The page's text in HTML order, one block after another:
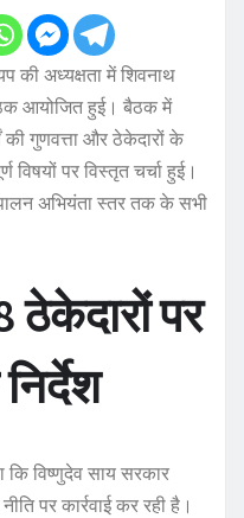
की अध्यक्षता में शिवनाथ
आयोजित हुई। बैठक में
की गुणवत्ता और ठेकेदारों के
पर विस्तृत चर्चा हुई।
अभियंता स्तर तक के सभी
ठेकेदारों पर
विष्णुदेव साय सरकार
पर कार्रवाई कर रही है।